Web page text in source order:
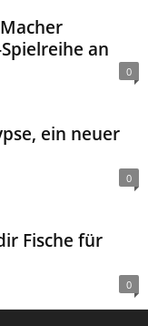
an
0
ein neuer
0
Fische für
0